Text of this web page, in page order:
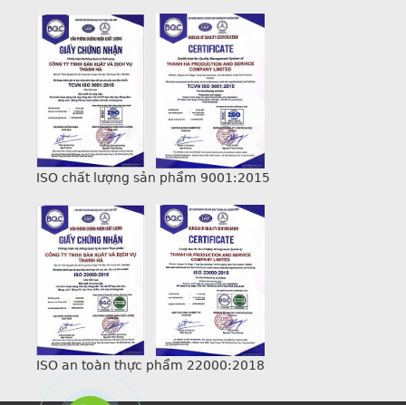
ISO chất lượng sản phẩm 9001:2015
ISO an toàn thực phẩm 22000:2018